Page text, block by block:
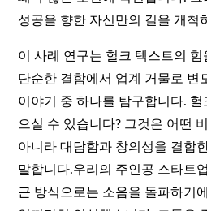
성공을 향한 자신만의 길을 개척
이 사례 연구는 헐크 텍스트의 힘
단순한 결함에서 업계 거물로 변
이야기 중 하나를 탐구합니다.
으실 수 있습니다? 그것은 어떤
아니라 대담함과 창의성을 결합
말합니다.우리의 주인공 스타트
근 방식으로는 소음을 돌파하기